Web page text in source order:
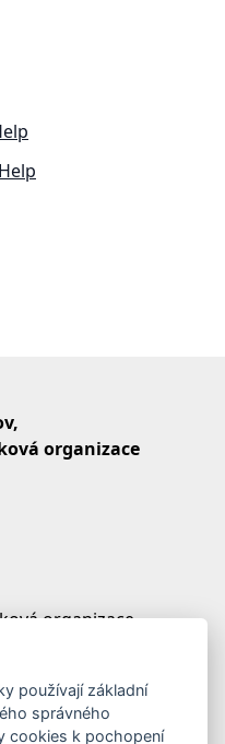
Help
organizace
organizace
používají základní
správného
cookies k pochopení